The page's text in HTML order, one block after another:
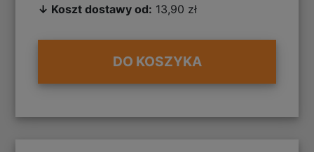
↓ Koszt dostawy od: 13,90 zł
DO KOSZYKA